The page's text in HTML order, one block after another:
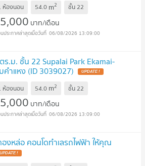
ห้องนอน 54.0 m2 ชั้น22
บาท/เดือน
06/08/2026 13:09:00
.ม. ชั้น 22 Supalai Park Ekamai-
คำแหง (ID 3039027)
ห้องนอน 54.0 m2 ชั้น22
บาท/เดือน
06/08/2026 13:09:00
งหล่อ คอนโดทำเลรถไฟฟ้า ให้คุณ